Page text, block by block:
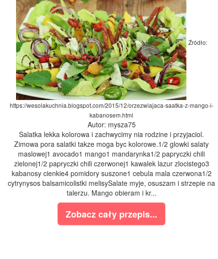
Źródło:
https://wesolakuchnia.blogspot.com/2015/12/orzezwiajaca-saatka-z-mango-i-
kabanosem.html
Autor: mysza75
Salatka lekka kolorowa i zachwycimy nia rodzine i przyjaciol.
Zimowa pora salatki takze moga byc kolorowe.1/2 glowki salaty
maslowej1 avocado1 mango1 mandarynka1/2 papryczki chili
zielonej1/2 papryczki chili czerwonej1 kawalek lazur zlocistego3
kabanosy cienkie4 pomidory suszone1 cebula mala czerwona1/2
cytrynysos balsamicolistki melisySalate myje, osuszam i strzepie na
talerzu. Mango obieram i kr...
Zobacz cały przepis...